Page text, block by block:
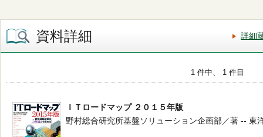
資料詳細 詳細
1 件中、 1 件目
ＩＴロードマップ ２０１５年版
野村総合研究所基盤ソリューション企画部／著 -- 東